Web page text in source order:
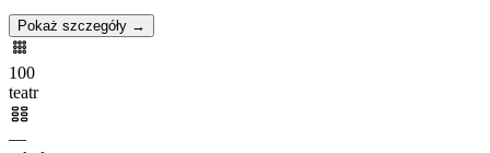
Pokaż szczegóły →
100
teatr
—